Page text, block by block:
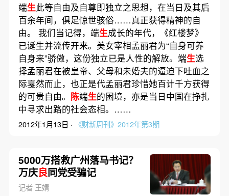
端生此等自由及自尊即独立之思想，在当日及其后
百余年间，俱足惊世骇俗……真正获得精神的自
由。 我们当记得，端生成长的年代，《红楼梦》
已诞生并流传开来。美女宰相孟丽君为“自身可养
自身来”骄傲，这份独立已是人性的解放。端生选
择孟丽君在被皇帝、父母和未婚夫的逼迫下吐血之
际戛然而止，也正是代孟丽君珍惜她百计千方获得
的可贵自由。 陈端生的困境，亦是当日中国在挣扎
中寻求出路的社会态相。……
2012年1月13日 · 《财新周刊》2012年第3期
5000万搭救广州落马书记？
万庆良同党受骗记
记者 王婧